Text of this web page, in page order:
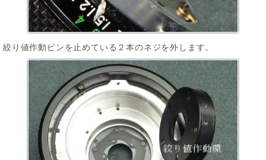
絞り値作動ピンを止めている２本のネジを外します。